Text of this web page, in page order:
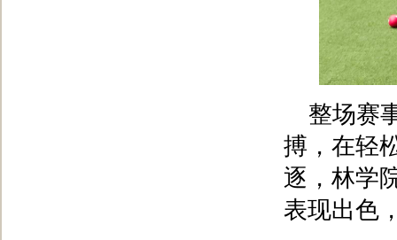
整场赛
搏，在轻
逐，林学
表现出色